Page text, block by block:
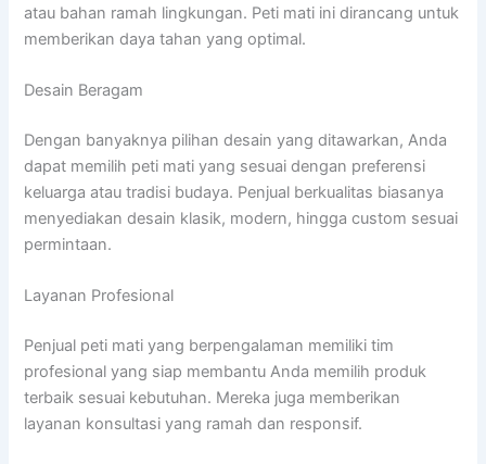
atau bahan ramah lingkungan. Peti mati ini dirancang untuk
memberikan daya tahan yang optimal.
Desain Beragam
Dengan banyaknya pilihan desain yang ditawarkan, Anda
dapat memilih peti mati yang sesuai dengan preferensi
keluarga atau tradisi budaya. Penjual berkualitas biasanya
menyediakan desain klasik, modern, hingga custom sesuai
permintaan.
Layanan Profesional
Penjual peti mati yang berpengalaman memiliki tim
profesional yang siap membantu Anda memilih produk
terbaik sesuai kebutuhan. Mereka juga memberikan
layanan konsultasi yang ramah dan responsif.